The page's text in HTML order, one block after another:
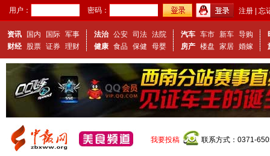
用户： 密码： 注册 忘
资讯 国内 国际 军事
财经
股票 证券 理财
法治 公安 司法 法院
健康 食品 保健 母婴
汽车 车市 新车 导购
房产 楼盘 家居 婚嫁
我要投稿 联系方式：0371-